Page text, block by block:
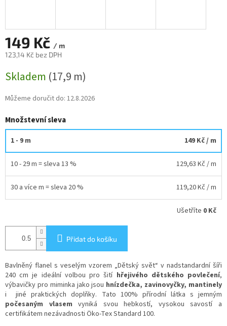
149 Kč / m
123,14 Kč bez DPH
cena:
Skladem (17,9 m)
Můžeme doručit do: 12.8.2026
Množstevní sleva
1 - 9 m 149 Kč/ m
10 - 29 m = sleva 13 % 129,63 Kč / m
30 a více m = sleva 20 % 119,20 Kč / m
Ušetříte 0 Kč
Přidat do košíku
Bavlněný flanel s veselým vzorem „Dětský svět“ v nadstandardní šíři
240 cm je ideální volbou pro šití hřejivého dětského povlečení,
výbavičky pro miminka jako jsou hnízdečka, zavinovyčky, mantinely
i jiné praktických doplňky. Tato 100% přírodní látka s jemným
počesaným vlasem vyniká svou hebkostí, vysokou savostí a
certifikátem nezávadnosti Öko-Tex Standard 100.